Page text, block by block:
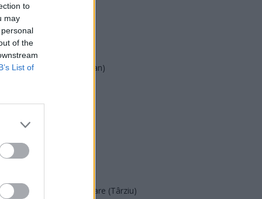
to
may
of the
List of
AUR
UDMR
Forța Dreptei (L. Orban)
REPER
SENS
POT (Gavrilă)
Acțiunea Conservatoare (Târziu)